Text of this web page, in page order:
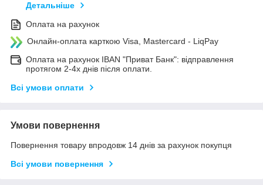
Детальніше
Оплата на рахунок
Онлайн-оплата карткою Visa, Mastercard - LiqPay
Оплата на рахунок IBAN "Приват Банк": відправлення
протягом 2-4х днів після оплати.
Всі умови оплати
Умови повернення
Повернення товару впродовж 14 днів за рахунок покупця
Всі умови повернення